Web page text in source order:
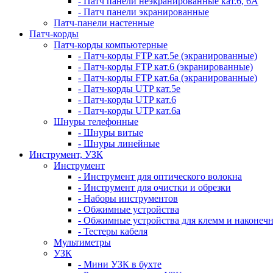
- Патч панели экранированные
Патч-панели настенные
Патч-корды
Патч-корды компьютерные
- Патч-корды FTP кат.5е (экранированные)
- Патч-корды FTP кат.6 (экранированные)
- Патч-корды FTP кат.6а (экранированные)
- Патч-корды UTP кат.5е
- Патч-корды UTP кат.6
- Патч-корды UTP кат.6а
Шнуры телефонные
- Шнуры витые
- Шнуры линейные
Инструмент, УЗК
Инструмент
- Инструмент для оптического волокна
- Инструмент для очистки и обрезки
- Наборы инструментов
- Обжимные устройства
- Обжимные устройства для клемм и
- Тестеры кабеля
Мультиметры
УЗК
- Мини УЗК в бухте